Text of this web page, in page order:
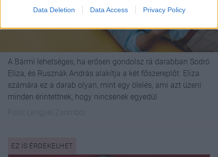
Data Deletion Data Access Privacy Policy
A Bármi lehetséges, ha erősen gondolsz rá darabban Sodró
Eliza, és Rusznák András alakítja a két főszereplőt. Eliza
számára ez a darab olyan, mint egy ölelés, ami azt üzeni
minden érintettnek, hogy nincsenek egyedül